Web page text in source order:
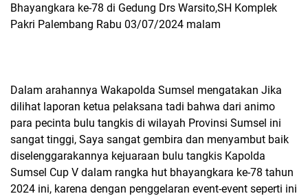
Bhayangkara ke-78 di Gedung Drs Warsito,SH Komplek
Pakri Palembang Rabu 03/07/2024 malam
Dalam arahannya Wakapolda Sumsel mengatakan Jika
dilihat laporan ketua pelaksana tadi bahwa dari animo
para pecinta bulu tangkis di wilayah Provinsi Sumsel ini
sangat tinggi, Saya sangat gembira dan menyambut baik
diselenggarakannya kejuaraan bulu tangkis Kapolda
Sumsel Cup V dalam rangka hut bhayangkara ke-78 tahun
2024 ini, karena dengan penggelaran event-event seperti ini